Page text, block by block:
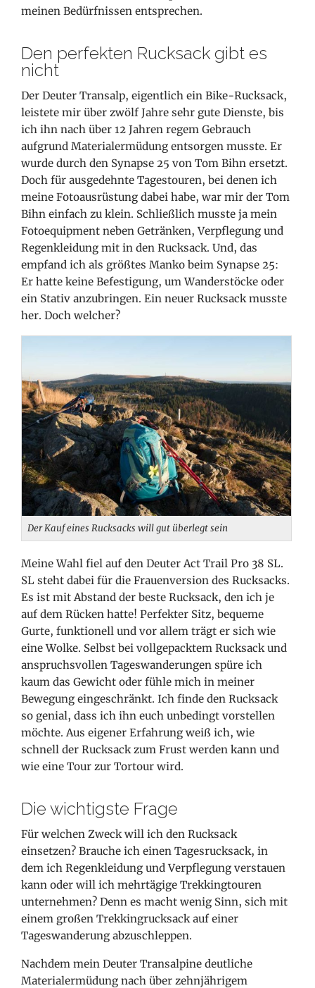
meinen Bedürfnissen entsprechen.
Den perfekten Rucksack gibt es
nicht
Der Deuter Transalp, eigentlichein Bike-Rucksack,
leistete mir über zwölf Jahre sehr gute Dienste, bis
ich ihn nach über 12 Jahren regem Gebrauch
aufgrund Materialermüdung entsorgen musste. Er
wurde durch den Synapse 25 von Tom Bihn ersetzt.
Doch für ausgedehnte Tagestouren, bei denen ich
meine Fotoausrüstung dabei habe, war mir der Tom
Bihn einfach zu klein. Schließlich musste ja mein
Fotoequipment neben Getränken, Verpflegung und
Regenkleidung mit in den Rucksack. Und, das
empfand ich als größtes Manko beim Synapse 25:
Er hatte keine Befestigung, um Wanderstöcke oder
ein Stativ anzubringen. Ein neuer Rucksack musste
her. Doch welcher?
Der Kauf eines Rucksacks will gut überlegt sein
Meine Wahl fiel auf den Deuter Act Trail Pro 38 SL.
SL steht dabei für die Frauenversion des Rucksacks.
Es ist mit Abstand der beste Rucksack, den ich je
auf dem Rücken hatte! Perfekter Sitz, bequeme
Gurte, funktionell und vor allem trägt er sich wie
eine Wolke. Selbst bei vollgepacktem Rucksack und
anspruchsvollen Tageswanderungen spüre ich
kaum das Gewicht oder fühle mich in meiner
Bewegung eingeschränkt. Ich finde den Rucksack
so genial, dass ich ihn euch unbedingt vorstellen
möchte. Aus eigener Erfahrung weiß ich, wie
schnell der Rucksack zum Frust werden kann und
wie eine Tour zur Tortour wird.
Die wichtigste Frage
Für welchen Zweck will ich den Rucksack
einsetzen? Brauche ich einen Tagesrucksack, in
dem ich Regenkleidung und Verpflegung verstauen
kann oder will ich mehrtägige Trekkingtouren
unternehmen? Denn es macht wenig Sinn, sich mit
einem großen Trekkingrucksack auf einer
Tageswanderung abzuschleppen.
Nachdem mein Deuter Transalpine deutliche
Materialermüdung nach über zehnjährigem